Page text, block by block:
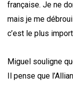
française. Je ne
mais je me
c’est le plus
Miguel souligne
Il pense que